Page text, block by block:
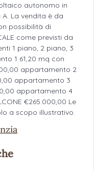
autonomo in
La vendita è da
possibilità di
come previsti da
1 piano, 2 piano, 3
1 61,20 mq con
appartamento 2
appartamento 3
appartamento 4
€265.000,00 Le
a scopo illustrativo.